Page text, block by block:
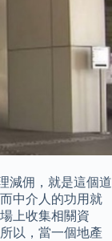
減佣，就是這個道
中介人的功用就
上收集相關資
以，當一個地產